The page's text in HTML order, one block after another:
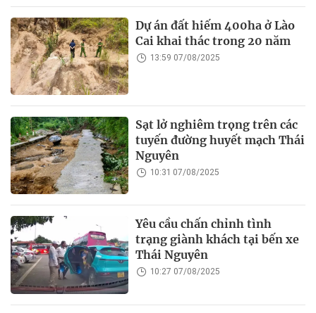
Dự án đất hiếm 400ha ở Lào
Cai khai thác trong 20 năm
13:59 07/08/2025
Sạt lở nghiêm trọng trên các
tuyến đường huyết mạch Thái
Nguyên
10:31 07/08/2025
Yêu cầu chấn chỉnh tình
trạng giành khách tại bến xe
Thái Nguyên
10:27 07/08/2025